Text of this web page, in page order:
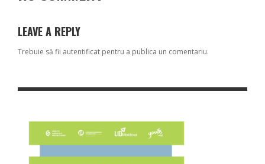
LEAVE A REPLY
Trebuie să fii autentificat pentru a publica un comentariu.